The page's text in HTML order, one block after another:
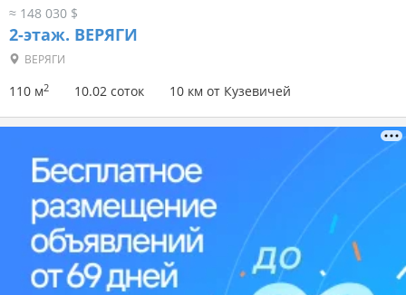
≈ 148 030 $
2-этаж. ВЕРЯГИ
ВЕРЯГИ
110 м2 10.02 соток 10 км от Кузевичей